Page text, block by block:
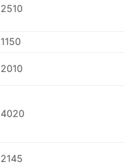
2510
1150
2010
4020
2145